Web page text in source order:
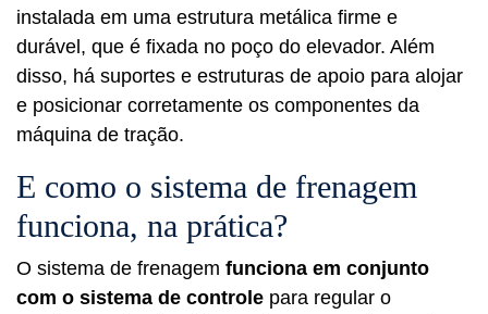
instalada em uma estrutura metálica firme e
durável, que é fixada no poço do elevador. Além
disso, há suportes e estruturas de apoio para alojar
e posicionar corretamente os componentes da
máquina de tração.
E como o sistema de frenagem
funciona, na prática?
O sistema de frenagem funciona em conjunto
com o sistema de controle para regular o